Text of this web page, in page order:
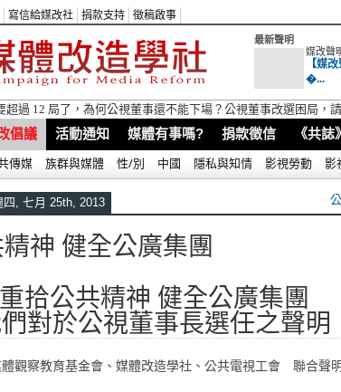
寫信給媒改社 捐款支持 徵稿啟事
最新聲明
媒改聲
【媒
�...
超過 12 局了，為何公視董事還不能下場？公視董事改選困局，
倡議 活動通知 媒體有事嗎? 捐款徵信 《共誌》
傳媒 族群與媒體 性/別 中國 隱私與知情 影視勞動 影
四, 七月 25th, 2013
神 健全公廣集團
重拾公共精神 健全公廣集團
對於公視董事長選任之聲明
觀察教育基金會、媒體改造學社、公共電視工會 聯合聲